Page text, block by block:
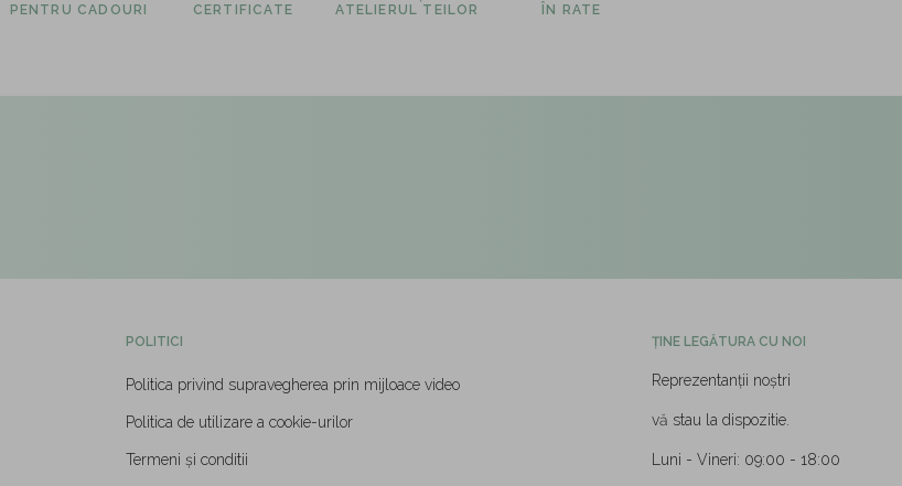
PENTRU CADOURI
CERTIFICATE
ATELIERUL TEILOR
ÎN RATE
POLITICI
Politica privind supravegherea prin mijloace video
Politica de utilizare a cookie-urilor
Termeni și conditii
ȚINE LEGĂTURA CU NOI
Reprezentanții noștri
vă stau la dispozitie.
Luni - Vineri: 09:00 - 18:00